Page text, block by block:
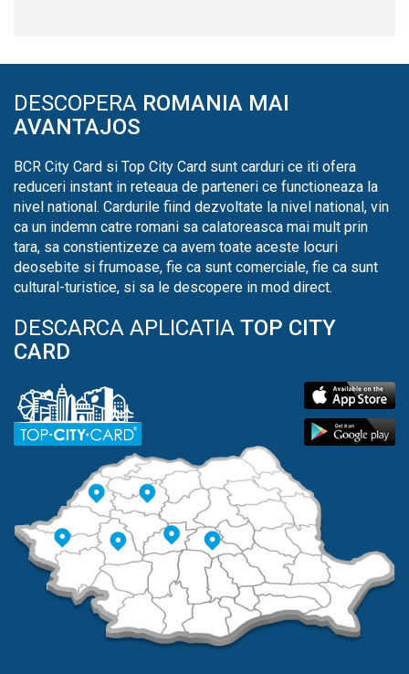
DESCOPERA ROMANIA MAI
AVANTAJOS
BCR City Card si Top City Card sunt carduri ce iti ofera
reduceri instant in reteaua de parteneri ce functioneaza la
nivel national. Cardurile fiind dezvoltate la nivel national, vin
ca un indemn catre romani sa calatoreasca mai mult prin
tara, sa constientizeze ca avem toate aceste locuri
deosebite si frumoase, fie ca sunt comerciale, fie ca sunt
cultural-turistice, si sa le descopere in mod direct.
DESCARCA APLICATIA TOP CITY
CARD